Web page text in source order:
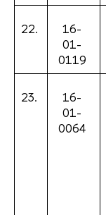
22.
16-
01-
0119
23.
16-
01-
0064